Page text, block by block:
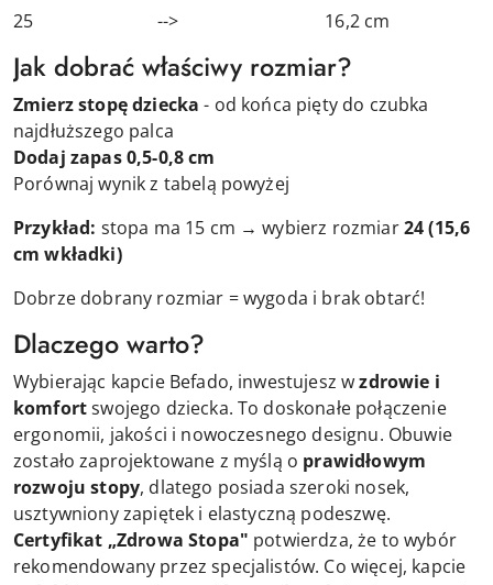
25 --> 16,2 cm
Jak dobrać właściwy rozmiar?
Zmierz stopę dziecka - od końca pięty do czubka
najdłuższego palca
Dodaj zapas 0,5-0,8 cm
Porównaj wynik z tabelą powyżej
Przykład: stopa ma 15 cm → wybierz rozmiar24 (15,6
cm wkładki)
Dobrze dobrany rozmiar = wygoda i brak obtarć!
Dlaczego warto?
Wybierając kapcie Befado, inwestujesz wzdrowie i
komfortswojego dziecka. To doskonałe połączenie
ergonomii, jakości i nowoczesnego designu. Obuwie
zostało zaprojektowane z myślą o prawidłowym
rozwoju stopy, dlatego posiada szeroki nosek,
usztywniony zapiętek i elastyczną podeszwę.
Certyfikat „Zdrowa Stopa" potwierdza, że to wybór
rekomendowany przez specjalistów. Co więcej, kapcie